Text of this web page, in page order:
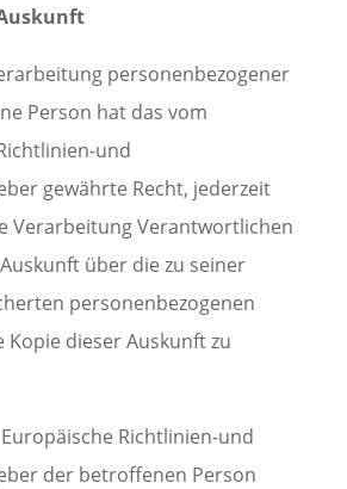
personenbezogener
Person hat das vom
und
gewährte Recht, jederzeit
Verarbeitung Verantwortlichen
über die zu seiner
personenbezogenen
Kopie dieser Auskunft zu
Richtlinien-und
der betroffenen Person